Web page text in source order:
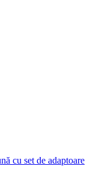
cu set de adaptoare